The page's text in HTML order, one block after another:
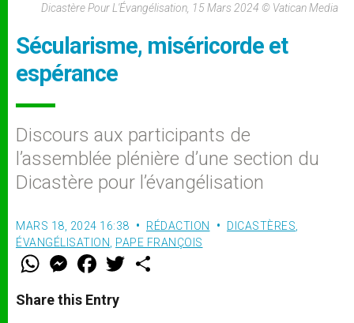
Dicastère Pour L'Évangélisation, 15 Mars 2024 © Vatican Media
Sécularisme, miséricorde et
espérance
Discours aux participants de
l’assemblée plénière d’une section du
Dicastère pour l’évangélisation
MARS 18, 2024 16:38 RÉDACTION DICASTÈRES
ÉVANGÉLISATION
PAPE FRANÇOIS
W
t
s
M
e
s
e
F
a
e
b
w
Share this Entry